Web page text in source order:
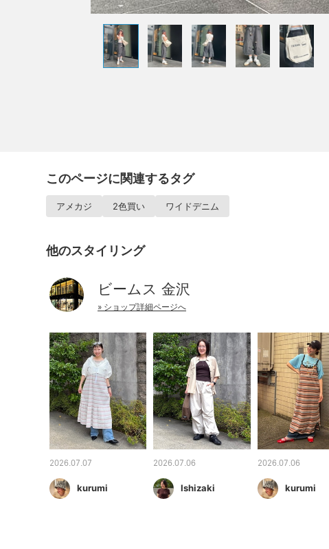
このページに関連するタグ
アメカジ 2色買い ワイドデニム
他のスタイリング
ビームス 金沢
» ショップ詳細ページへ
2026.07.07
kurumi
2026.07.06
Ishizaki
2026.07.06
kurumi